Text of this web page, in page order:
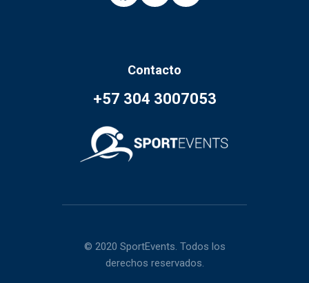
Contacto
+57 304 3007053
© 2020 SportEvents. Todos los
derechos reservados.